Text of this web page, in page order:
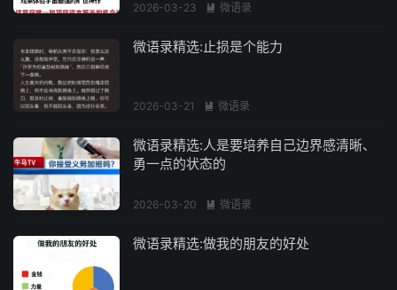
2026-03-23  微语录
微语录精选:止损是个能力
2026-03-21  微语录
微语录精选:人是要培养自己边界感清晰、
勇一点的状态的
2026-03-20  微语录
微语录精选:做我的朋友的好处